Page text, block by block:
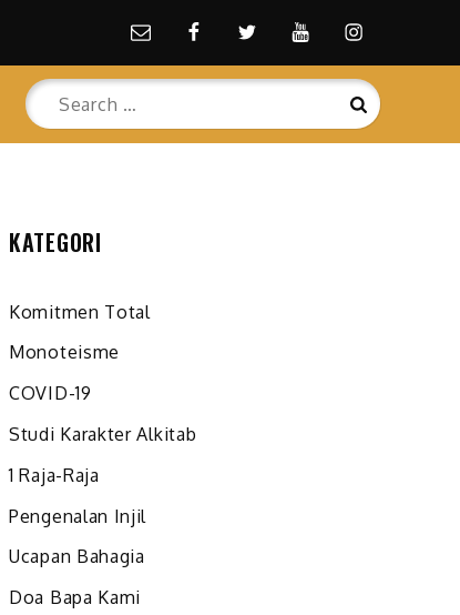
Email facebookTwitterYoutubeInstagram
Search
for:
Search
KATEGORI
Komitmen Total
Monoteisme
COVID-19
Studi Karakter Alkitab
1 Raja-Raja
Pengenalan Injil
Ucapan Bahagia
Doa Bapa Kami